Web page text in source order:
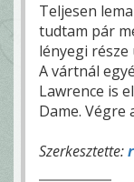
Teljesen
tudtam pár
lényegi
A vártnál
Lawrence is
Dame. Végre
Szerkesztette: